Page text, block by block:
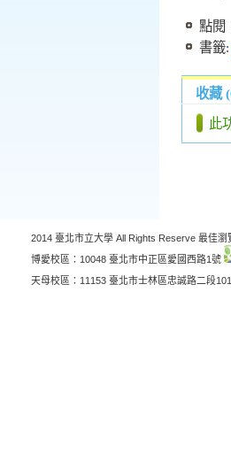
點閱
書籤:
收藏
此
2014 臺北市立大學 All Rights Reserve 最佳
博愛校區：10048 臺北市中正區愛國西路1號
天母校區：11153 臺北市士林區忠誠路二段